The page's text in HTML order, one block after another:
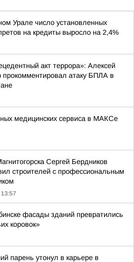
Урале число установленных
на кредиты выросло на 2,4%
акт террора»: Алексей
прокомментировал атаку БПЛА в
медицинских сервиса в МАКСе
Сергей Бердников
строителей с профессиональным
13:57
фасады зданий превратились
коровок»
парень утонул в карьере в